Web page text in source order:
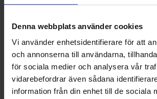
Denna webbplats använder cookies
Vi använder enhetsidentifierare för att
och annonserna till användarna,
för sociala medier och analysera vår
vidarebefordrar även sådana
information från din enhet till de sociala